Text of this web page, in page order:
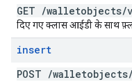
GET /walletobjects/
दिए गए क्लास आईडी के साथ
insert
POST /walletobjects/